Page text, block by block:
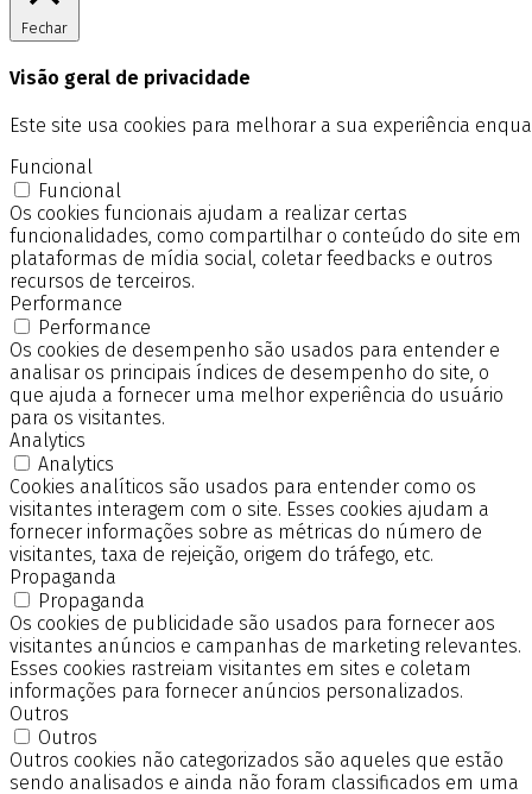
Fechar
Visão geral de privacidade
Este site usa cookies para melhorar a sua experiência
Funcional
Funcional
Os cookies funcionais ajudam a realizar certas
funcionalidades, como compartilhar o conteúdo do site em
plataformas de mídia social, coletar feedbacks e outros
recursos de terceiros.
Performance
Performance
Os cookies de desempenho são usados para entender e
analisar os principais índices de desempenho do site, o
que ajuda a fornecer uma melhor experiência do usuário
para os visitantes.
Analytics
Analytics
Cookies analíticos são usados para entender como os
visitantes interagem com o site. Esses cookies ajudam a
fornecer informações sobre as métricas do número de
visitantes, taxa de rejeição, origem do tráfego, etc.
Propaganda
Propaganda
Os cookies de publicidade são usados para fornecer aos
visitantes anúncios e campanhas de marketing relevantes.
Esses cookies rastreiam visitantes em sites e coletam
informações para fornecer anúncios personalizados.
Outros
Outros
Outros cookies não categorizados são aqueles que estão
sendo analisados e ainda não foram classificados em uma